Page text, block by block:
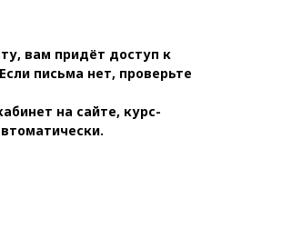
вам придёт доступ к
письма нет, проверьте
на сайте, курс-